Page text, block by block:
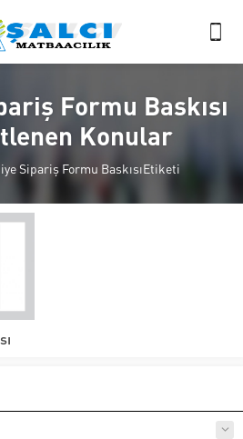
Formu Baskısı
Konular
Sipariş Formu BaskısıEtiketi